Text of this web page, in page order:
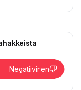
Negatiivinen